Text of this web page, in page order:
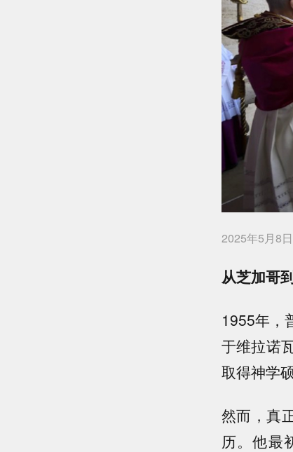
2025年5月8
从芝加哥
1955年，
于维拉诺
取得神学
然而，真
历。他最